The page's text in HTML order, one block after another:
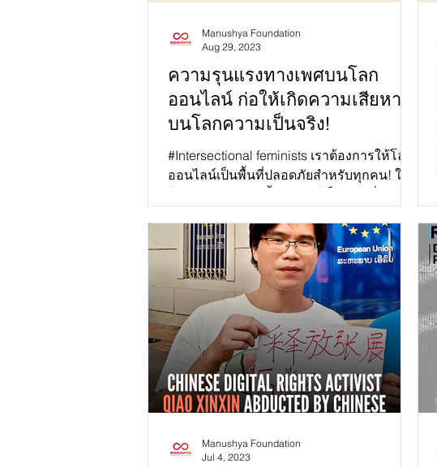
ความรุนแรงทางเพศบนโลก
ออนไลน์ ก่อให้เกิดความเสียหาย
บนโลกความเป็นจริง!
#Intersectional feminists เราต้องการให้โลก
ออนไลน์เป็นพื้นที่ปลอดภัยสำหรับทุกคน! ใน
Manushya Foundation
Aug 29, 2023
Manushya Foundation
Jul 4, 2023